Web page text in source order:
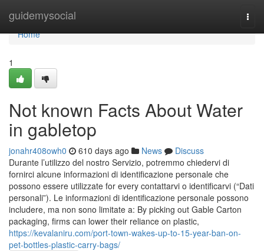
guidemysocial
Home
Home
1
Not known Facts About Water
in gabletop
jonahr408owh0 610 days ago News
Discuss
Durante l’utilizzo del nostro Servizio, potremmo chiedervi di
fornirci alcune informazioni di identificazione personale che
possono essere utilizzate for every contattarvi o identificarvi (“Dati
personali”). Le informazioni di identificazione personale possono
includere, ma non sono limitate a: By picking out Gable Carton
packaging, firms can lower their reliance on plastic,
https://kevalaniru.com/port-town-wakes-up-to-15-year-ban-on-
pet-bottles-plastic-carry-bags/